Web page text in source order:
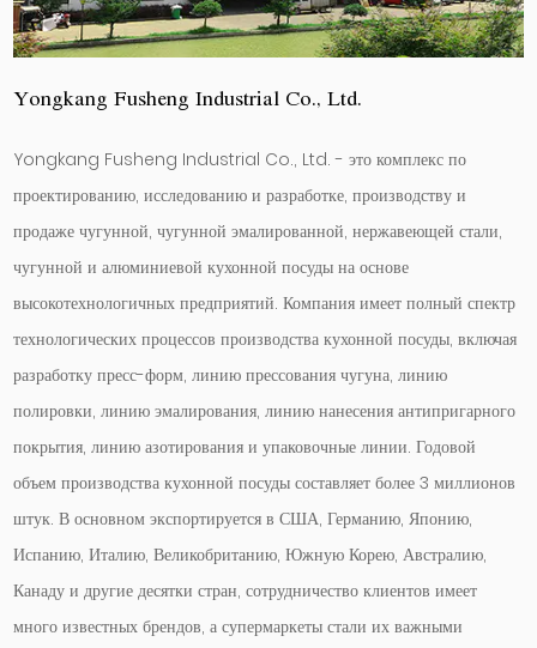
Yongkang Fusheng Industrial Co., Ltd.
Yongkang Fusheng Industrial Co., Ltd. - это комплекс по
проектированию, исследованию и разработке, производству и
продаже чугунной, чугунной эмалированной, нержавеющей стали,
чугунной и алюминиевой кухонной посуды на основе
высокотехнологичных предприятий. Компания имеет полный спектр
технологических процессов производства кухонной посуды, включая
разработку пресс-форм, линию прессования чугуна, линию
полировки, линию эмалирования, линию нанесения антипригарного
покрытия, линию азотирования и упаковочные линии. Годовой
объем производства кухонной посуды составляет более 3 миллионов
штук. В основном экспортируется в США, Германию, Японию,
Испанию, Италию, Великобританию, Южную Корею, Австралию,
Канаду и другие десятки стран, сотрудничество клиентов имеет
много известных брендов, а супермаркеты стали их важными